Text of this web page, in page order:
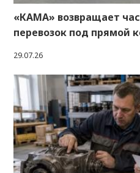
«КАМА» возвращает
перевозок под прямой
29.07.26